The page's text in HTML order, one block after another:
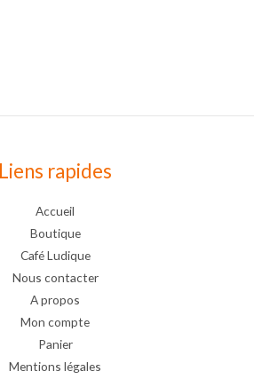
Liens rapides
Accueil
Boutique
Café Ludique
Nous contacter
A propos
Mon compte
Panier
Mentions légales